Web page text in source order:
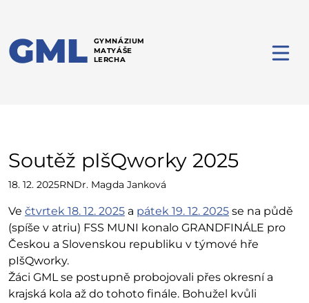
GML GYMNÁZIUM
MATYÁŠE
LERCHA
Soutěž pIšQworky 2025
18. 12. 2025RNDr. Magda Janková
Ve čtvrtek 18. 12. 2025 a pátek 19. 12. 2025 se na půdě
(spíše v atriu) FSS MUNI konalo GRANDFINÁLE pro
Českou a Slovenskou republiku v týmové hře
pIšQworky.
Žáci GML se postupně probojovali přes okresní a
krajská kola až do tohoto finále. Bohužel kvůli